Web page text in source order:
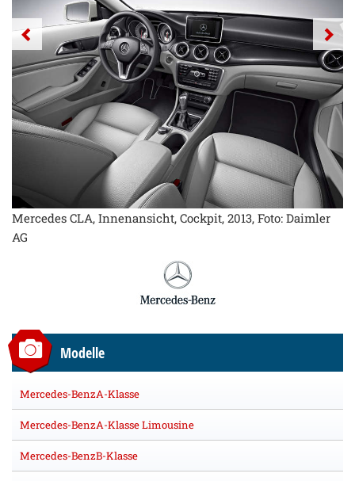
Mercedes CLA, Innenansicht, Cockpit, 2013, Foto: Daimler
AG
Modelle
Mercedes-BenzA-Klasse
Mercedes-BenzA-Klasse Limousine
Mercedes-BenzB-Klasse